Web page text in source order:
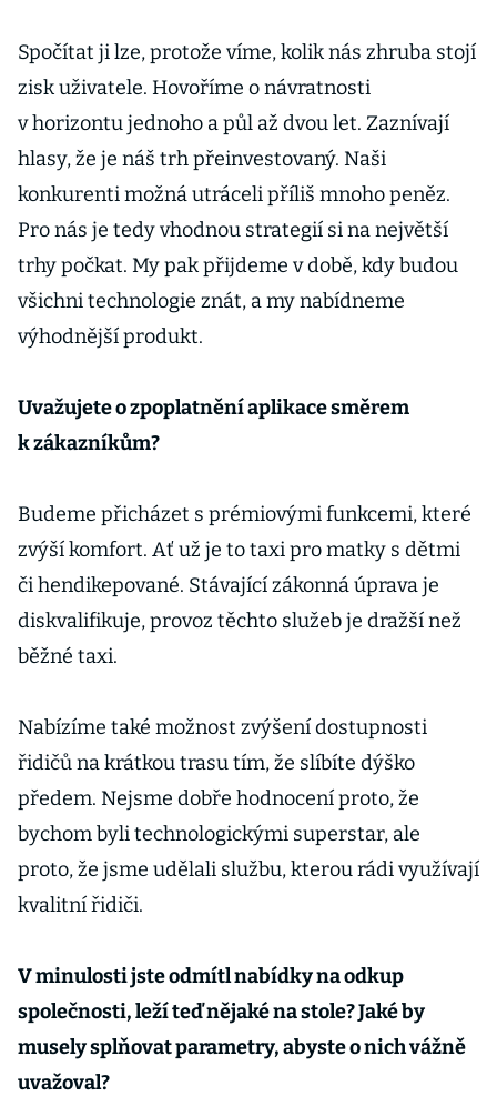
Spočítat ji lze, protože víme, kolik nás zhruba stojí
zisk uživatele. Hovoříme o návratnosti
v horizontu jednoho a půl až dvou let. Zaznívají
hlasy, že je náš trh přeinvestovaný. Naši
konkurenti možná utráceli příliš mnoho peněz.
Pro nás je tedy vhodnou strategií si na největší
trhy počkat. My pak přijdeme v době, kdy budou
všichni technologie znát, a my nabídneme
výhodnější produkt.
Uvažujete o zpoplatnění aplikace směrem
k zákazníkům?
Budeme přicházet s prémiovými funkcemi, které
zvýší komfort. Ať už je to taxi pro matky s dětmi
či hendikepované. Stávající zákonná úprava je
diskvalifikuje, provoz těchto služeb je dražší než
běžné taxi.
Nabízíme také možnost zvýšení dostupnosti
řidičů na krátkou trasu tím, že slíbíte dýško
předem. Nejsme dobře hodnocení proto, že
bychom byli technologickými superstar, ale
proto, že jsme udělali službu, kterou rádi využívají
kvalitní řidiči.
V minulosti jste odmítl nabídky na odkup
společnosti, leží teď nějaké na stole? Jaké by
musely splňovat parametry, abyste o nich vážně
uvažoval?